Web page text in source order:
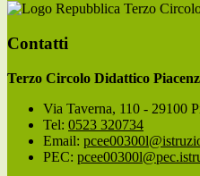
Terzo
Contatti
Terzo Circolo Didattico
Via Taverna, 110 - 29100
Tel: 0523 320734
Email:
PEC: